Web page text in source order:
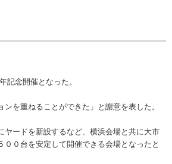
念開催となった。
を重ねることができた」と謝意を表した。
ードを新設するなど、横浜会場と共に大市
０台を安定して開催できる会場となったと